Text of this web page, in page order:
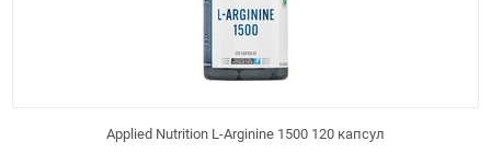
Applied Nutrition L-Arginine 1500 120 капсул